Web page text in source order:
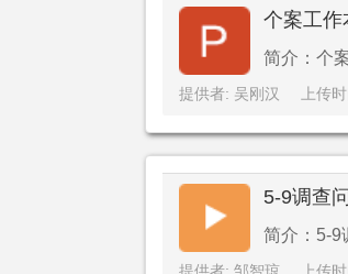
个案工作
简介：个
提供者: 吴刚汉 上传
5-9调查
简介：5-9